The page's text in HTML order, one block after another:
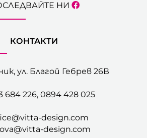
НИ
КОНТАКТИ
ул. Благой Гебрев 26В
684 226,0894 428 025
design.com
design.com